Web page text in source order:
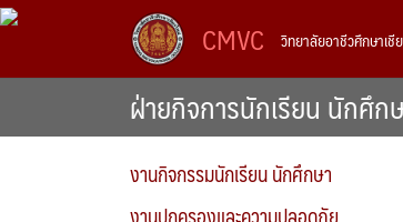
Skip
CMVC วิทยาลัยอาชีวศึกษาเชี
ฝ่ายกิจการนักเรียน นักศึก
งานกิจกรรมนักเรียน นักศึกษา